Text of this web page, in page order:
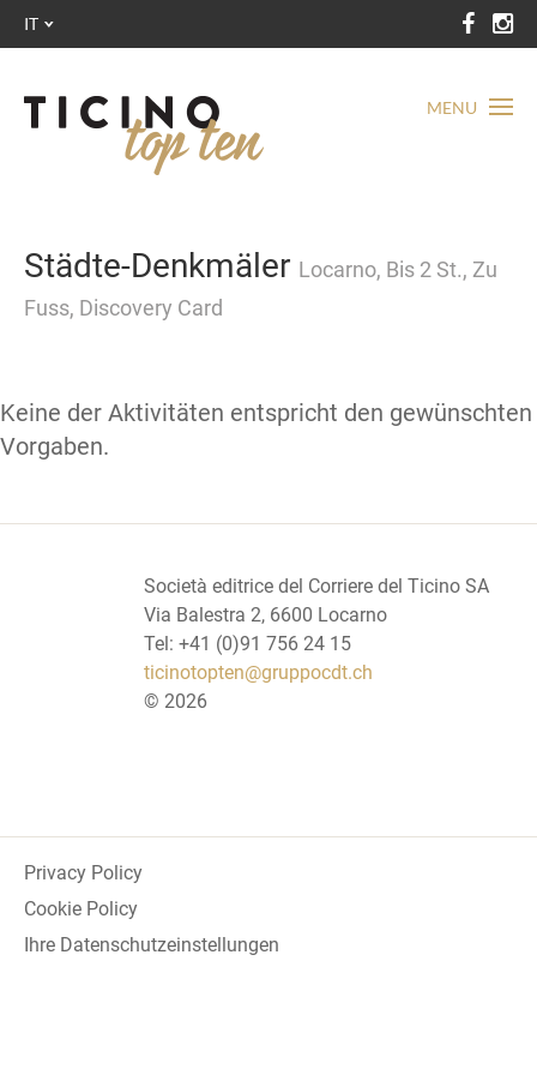
MENU
IT
Städte-Denkmäler Locarno, Bis 2 St., Zu
Fuss, Discovery Card
Keine der Aktivitäten entspricht den gewünschten
Vorgaben.
Società editrice del Corriere del Ticino SA
Via Balestra 2, 6600 Locarno
Tel: +41 (0)91 756 24 15
ticinotopten@gruppocdt.ch
© 2026
Privacy Policy
Cookie Policy
Ihre Datenschutzeinstellungen